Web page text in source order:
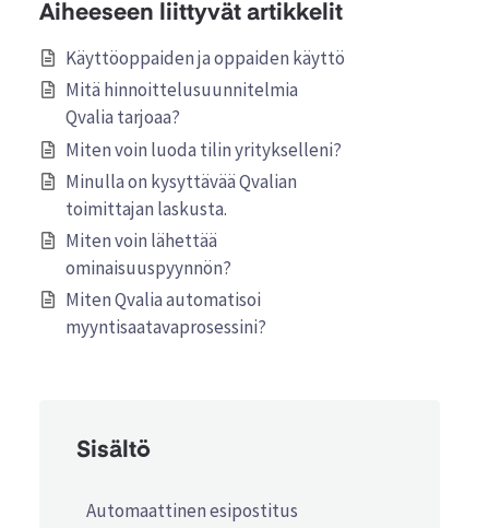
Aiheeseen liittyvät artikkelit
Käyttöoppaiden ja oppaiden käyttö
Mitä hinnoittelusuunnitelmia
Qvalia tarjoaa?
Miten voin luoda tilin yritykselleni?
Minulla on kysyttävää Qvalian
toimittajan laskusta.
Miten voin lähettää
ominaisuuspyynnön?
Miten Qvalia automatisoi
myyntisaatavaprosessini?
Sisältö
Automaattinen esipostitus